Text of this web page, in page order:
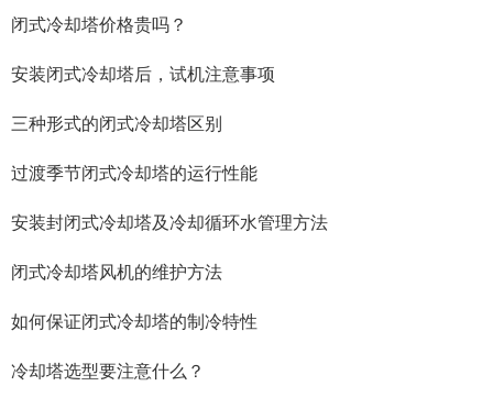
闭式冷却塔价格贵吗？
安装闭式冷却塔后，试机注意事项
三种形式的闭式冷却塔区别
过渡季节闭式冷却塔的运行性能
安装封闭式冷却塔及冷却循环水管理方法
闭式冷却塔风机的维护方法
如何保证闭式冷却塔的制冷特性
冷却塔选型要注意什么？